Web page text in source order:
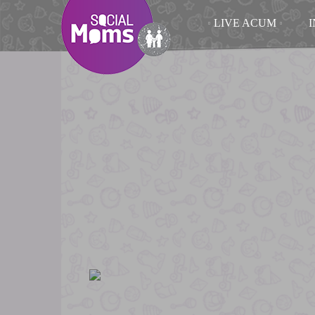
LIVE ACUM